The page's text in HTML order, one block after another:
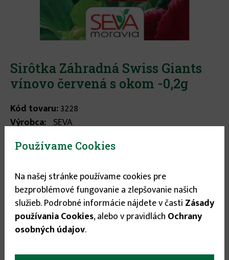
Sirôtka Záhradná Swiss Giants
vínovo červená s okom -0,2g
Kód tovaru:3228
Výrobca: SEVA
Sirôtka je nízka, dvojročná ratlina, vhodná na skupinovú
výsadbu do záhonov alebo do debničiek. Vyhovuje jej
potrebné udržiavať stále mierne vlhký, pretože je citlivá
na zasychanie v tomto období. Balenie 0,2g ...viac
informácií
Stav tovaru: Nie je skladom
Používame Cookies
Na našej stránke používame cookies pre
bezproblémové fungovanie a zlepšovanie našich
služieb. Podrobné informácie nájdete v časti Zásady
používania Cookies, alebo v pravidlách Ochrany
osobných údajov.